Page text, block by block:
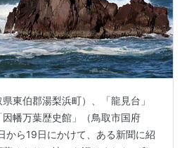
東伯郡湯梨浜町）、「龍見台」
因幡万葉歴史館」（鳥取市国府
から19日にかけて、ある新聞に紹